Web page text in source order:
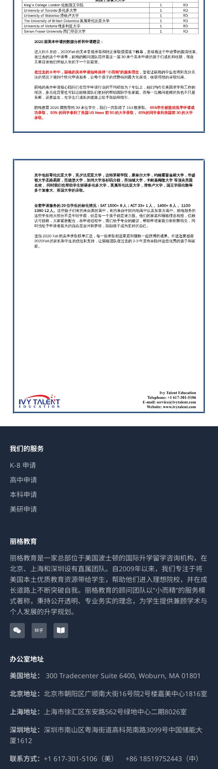
我们的服务
K-8 申请
高中申请
本科申请
美研申请
丽格教育
丽格教育是一家总部位于美国波士顿的国际升学留学咨询机构，在
北京、上海和深圳设有直属团队。自2009年以来，我们专注于将
美国本土优质教育资源带给学生，帮助他们进入理想院校，并在成
长道路上不断突破自我。丽格教育的顾问团队以“小而精”的服务模
式著称，秉持公开透明、专业务实的理念，为学生提供兼顾学术与
个人发展的升学规划。
W
e
i
n
Z
h
i
B
o
o
e
n
办公室地址
美国地址：
300 Tradecenter Suite 6400, Woburn, MA 01801
北京地址： 北京市朝阳区广顺南大街16号院2号楼嘉美中心1816室
上海地址：
上海市徐汇区东安路562号绿地中心二期8026室
深圳地址： 深圳市南山区粤海街道高科苑南路3099号中国储能大
厦1612
联系方式： +1 617-301-5106（美） +86 18519752443（中）